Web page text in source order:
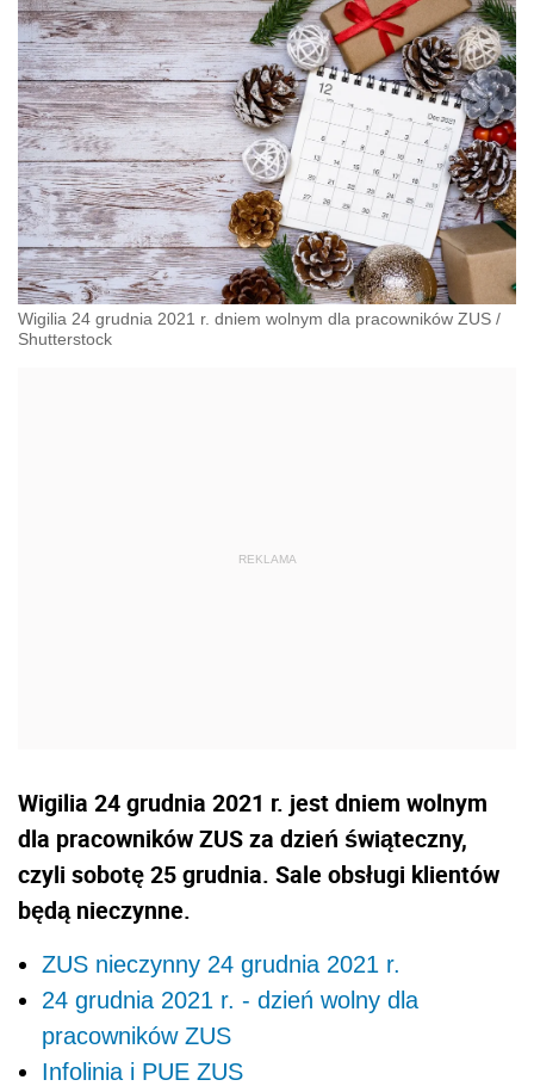
Wigilia 24 grudnia 2021 r. dniem wolnym dla pracowników ZUS /
Shutterstock
Wigilia 24 grudnia 2021 r. jest dniem wolnym
dla pracowników ZUS za dzień świąteczny,
czyli sobotę 25 grudnia. Sale obsługi klientów
będą nieczynne.
ZUS nieczynny 24 grudnia 2021 r.
24 grudnia 2021 r. - dzień wolny dla
pracowników ZUS
Infolinia i PUE ZUS